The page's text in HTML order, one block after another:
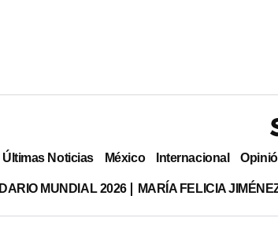
Últimas Noticias México Internacional
MUNDIAL 2026 MARÍA FELICIA